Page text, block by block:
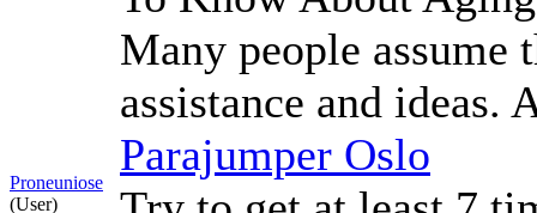
Proneuniose
(User)
Many people assume
assistance and
Parajumper Oslo